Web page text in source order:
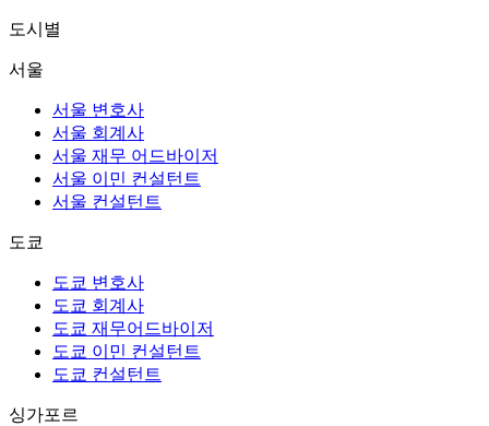
도시별
서울
서울 변호사
서울 회계사
서울 재무 어드바이저
서울 이민 컨설턴트
서울 컨설턴트
도쿄
도쿄 변호사
도쿄 회계사
도쿄 재무어드바이저
도쿄 이민 컨설턴트
도쿄 컨설턴트
싱가포르